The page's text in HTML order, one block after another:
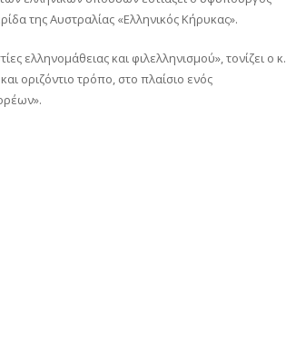
της Αυστραλίας «Ελληνικός Κήρυκας».
ελληνομάθειας και φιλελληνισμού», τονίζει ο κ.
οριζόντιο τρόπο, στο πλαίσιο ενός